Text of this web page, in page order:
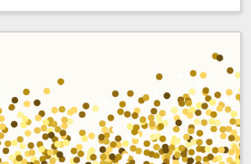
30,00 EUR